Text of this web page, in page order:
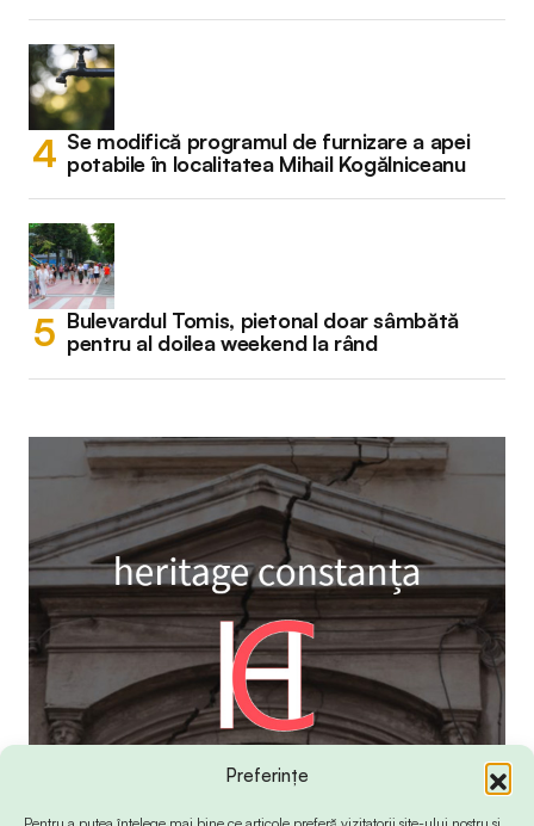
Preferințe
Se modifică programul de furnizare a apei
potabile în localitatea Mihail Kogălniceanu
Bulevardul Tomis, pietonal doar sâmbătă
pentru al doilea weekend la rând